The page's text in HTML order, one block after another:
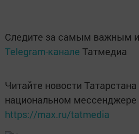
Следите за самым важным
Telegram-канале Татмедиа
Читайте новости Татарстана
национальном
https://max.ru/tatmedia